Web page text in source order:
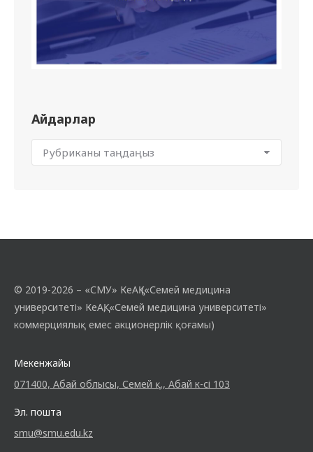
Айдарлар
© 2019-2026 – «СМУ» КеАҚ («Семей медицина
университеті» КеАҚ, «Семей медицина университеті»
коммерциялық емес акционерлік қоғамы)
Мекенжайы
071400, Абай облысы, Семей қ., Абай к-сі 103
Эл. пошта
smu@smu.edu.kz